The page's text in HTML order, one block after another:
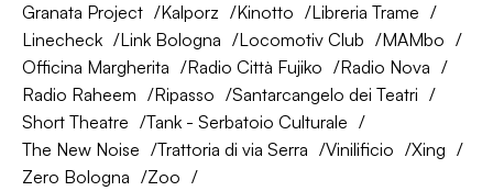
Granata Project
Kalporz Kinotto
Libreria Trame
Linecheck
Link Bologna Locomotiv Club
MAMbo
Officina Margherita
Radio Città Fujiko
Radio Nova
Radio Raheem
Ripasso
Santarcangelo dei Teatri
Short Theatre
Tank - Serbatoio Culturale
The New Noise
Trattoria di via Serra Vinilificio
Xing
Zero Bologna
Zoo